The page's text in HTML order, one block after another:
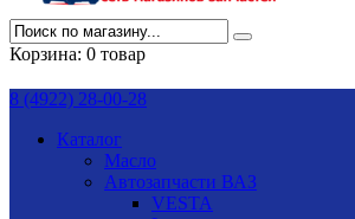
Корзина: 0 товар
8 (4922) 28-00-28
Каталог
Масло
Автозапчасти ВАЗ
VESTA